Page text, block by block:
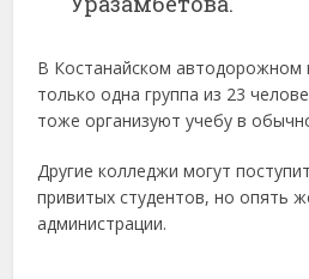
В Костанайском автодорожном
только одна группа из 23
тоже организуют учебу в
Другие колледжи могут
привитых студентов, но опять
администрации.